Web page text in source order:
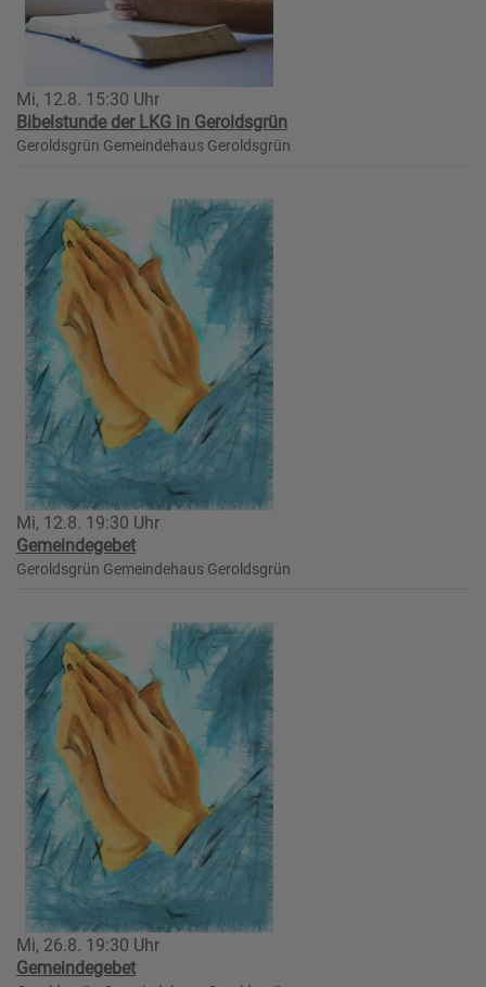
Mi, 12.8. 15:30 Uhr
Bibelstunde der LKG in Geroldsgrün
Geroldsgrün Gemeindehaus Geroldsgrün
Mi, 12.8. 19:30 Uhr
Gemeindegebet
Geroldsgrün Gemeindehaus Geroldsgrün
Mi, 26.8. 19:30 Uhr
Gemeindegebet